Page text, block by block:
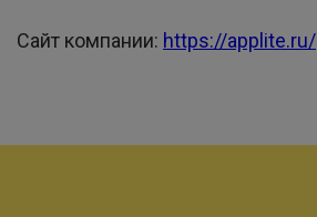
Сайт компании: https://applite.ru/